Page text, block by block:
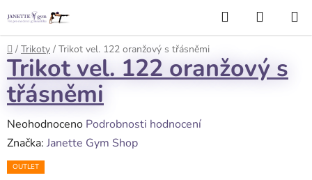
na
obsah
Hledat
KOŠÍK
Domů
/ Trikoty / Trikot vel. 122 oranžový s třásněmi
Trikot vel. 122 oranžový s
třásněmi
Průměrné
hodnocení
produktu
Neohodnoceno Podrobnosti hodnocení
Značka: Janette Gym Shop
OUTLET